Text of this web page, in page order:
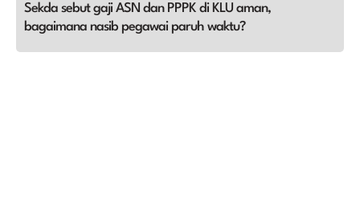
Sekda sebut gaji ASN dan PPPK di KLU aman,
bagaimana nasib pegawai paruh waktu?